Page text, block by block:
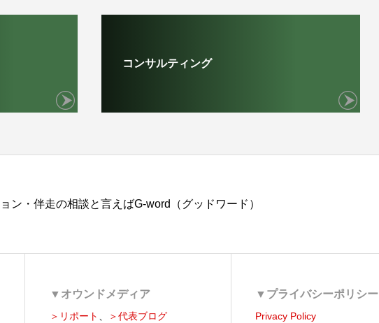
コンサルティング
ン・伴走の相談と言えばG-word（グッドワード）
▼オウンドメディア
＞リポート ＞代表ブログ
▼プライバシーポリシー
Privacy Policy